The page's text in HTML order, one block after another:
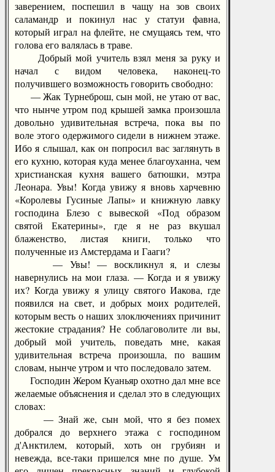
заверением, поспешил в чащу на зов своих
саламандр и покинул нас у статуи фавна,
который играл на флейте, не смущаясь тем, что
голова его валялась в траве.
Добрый мой учитель взял меня за руку и
начал с видом человека, наконец-то
получившего возможность говорить свободно:
— Жак Турнеброш, сын мой, не утаю от вас,
что нынче утром под крышей замка произошла
довольно удивительная встреча, пока вы по
воле этого одержимого сидели в нижнем этаже.
Ибо я слышал, как он попросил вас заглянуть в
его кухню, которая куда менее благоуханна, чем
христианская кухня вашего батюшки, мэтра
Леонара. Увы! Когда увижу я вновь харчевню
«Королевы Гусиные Лапы» и книжную лавку
господина Блезо с вывеской «Под образом
святой Екатерины», где я не раз вкушал
блаженство, листая книги, только что
полученные из Амстердама и Гааги?
— Увы! — воскликнул я, и слезы
навернулись на мои глаза. — Когда и я увижу
их? Когда увижу я улицу святого Иакова, где
появился на свет, и добрых моих родителей,
которым весть о наших злоключениях причинит
жестокие страдания? Не соблаговолите ли вы,
добрый мой учитель, поведать мне, какая
удивительная встреча произошла, по вашим
словам, нынче утром и что последовало затем.
Господин Жером Куаньяр охотно дал мне все
желаемые объяснения и сделал это в следующих
словах:
— Знай же, сын мой, что я без помех
добрался до верхнего этажа с господином
д'Анктилем, который, хоть он грубиян и
невежда, все-таки пришелся мне по душе. Ум